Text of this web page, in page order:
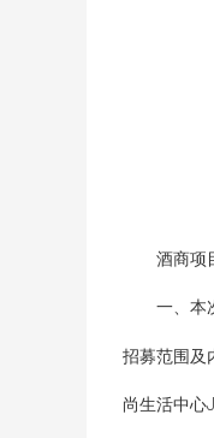
酒商项
一、本
招募范围及
尚生活中心